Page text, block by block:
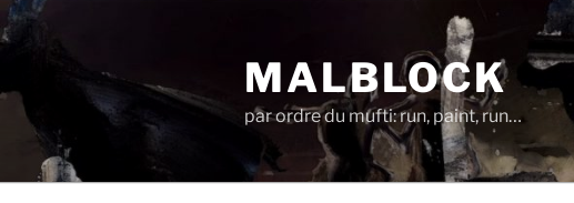
Zum
Inhalt
MALBLOCK
par ordre du mufti: run, paint, run…